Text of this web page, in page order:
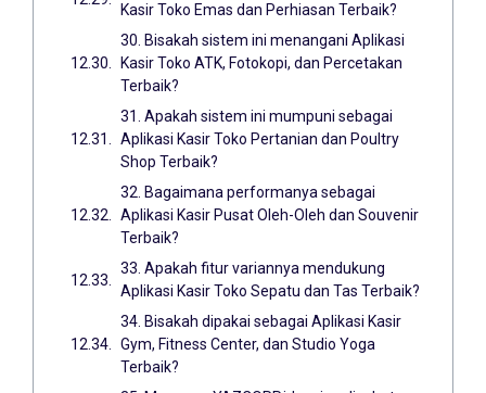
Kasir Toko Emas dan Perhiasan Terbaik?
30. Bisakah sistem ini menangani Aplikasi
Kasir Toko ATK, Fotokopi, dan Percetakan
Terbaik?
31. Apakah sistem ini mumpuni sebagai
Aplikasi Kasir Toko Pertanian dan Poultry
Shop Terbaik?
32. Bagaimana performanya sebagai
Aplikasi Kasir Pusat Oleh-Oleh dan Souvenir
Terbaik?
33. Apakah fitur variannya mendukung
Aplikasi Kasir Toko Sepatu dan Tas Terbaik?
34. Bisakah dipakai sebagai Aplikasi Kasir
Gym, Fitness Center, dan Studio Yoga
Terbaik?